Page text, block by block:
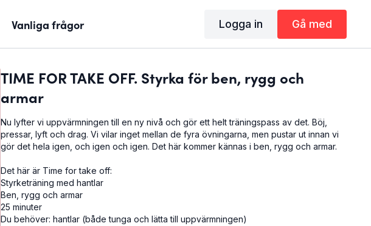
Vanliga frågor Logga in Gå med
TIME FOR TAKE OFF. Styrka för ben, rygg och
armar
Nu lyfter vi uppvärmningen till en ny nivå och gör ett helt träningspass av det. Böj,
pressar, lyft och drag. Vi vilar inget mellan de fyra övningarna, men pustar ut innan vi
gör det hela igen, och igen och igen. Det här kommer kännas i ben, rygg och armar.
Det här är Time for take off:
Styrketräning med hantlar
Ben, rygg och armar
25 minuter
Du behöver: hantlar (både tunga och lätta till uppvärmningen)